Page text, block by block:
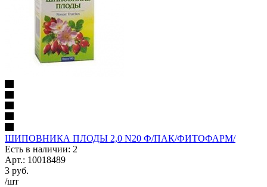
ШИПОВНИКА ПЛОДЫ 2,0 N20 Ф/ПАК/ФИТОФАРМ/
Есть в наличии: 2
Арт.: 10018489
3 руб.
/шт